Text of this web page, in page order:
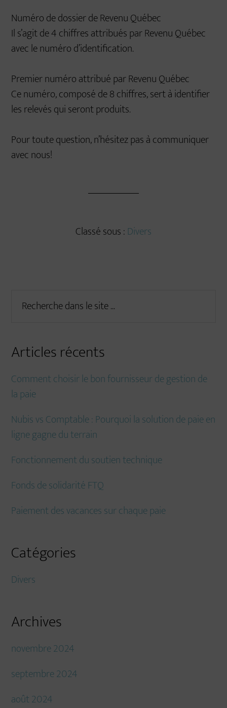
Numéro de dossier de Revenu Québec
Il s’agit de 4 chiffres attribués par Revenu Québec
avec le numéro d’identification.
Premier numéro attribué par Revenu Québec
Ce numéro, composé de 8 chiffres, sert à identifier
les relevés qui seront produits.
Pour toute question, n’hésitez pas à communiquer
avec nous!
Classé sous : Divers
Primary
Sidebar
Recherche
dans
site
...
Articles récents
Comment choisir le bon fournisseur de gestion de
la paie
Nubis vs Comptable : Pourquoi la solution de paie en
ligne gagne du terrain
Fonctionnement du soutien technique
Fonds de solidarité FTQ
Paiement des vacances sur chaque paie
Catégories
Divers
Archives
novembre 2024
septembre 2024
août 2024